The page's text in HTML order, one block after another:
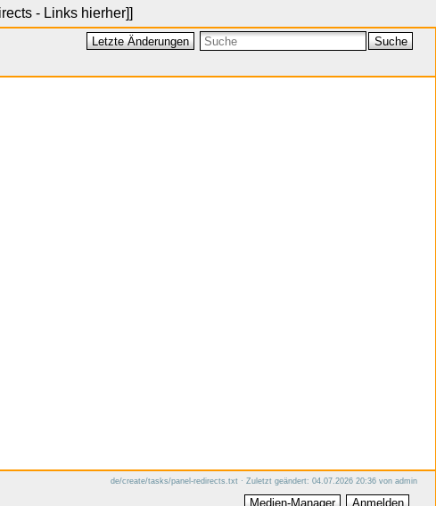
- Links hierher]]
Letzte Änderungen Suche
de/create/tasks/panel-redirects.txt · Zuletzt geändert: 04.07.2026 20:36 von admin
Medien-Manager Anmelden